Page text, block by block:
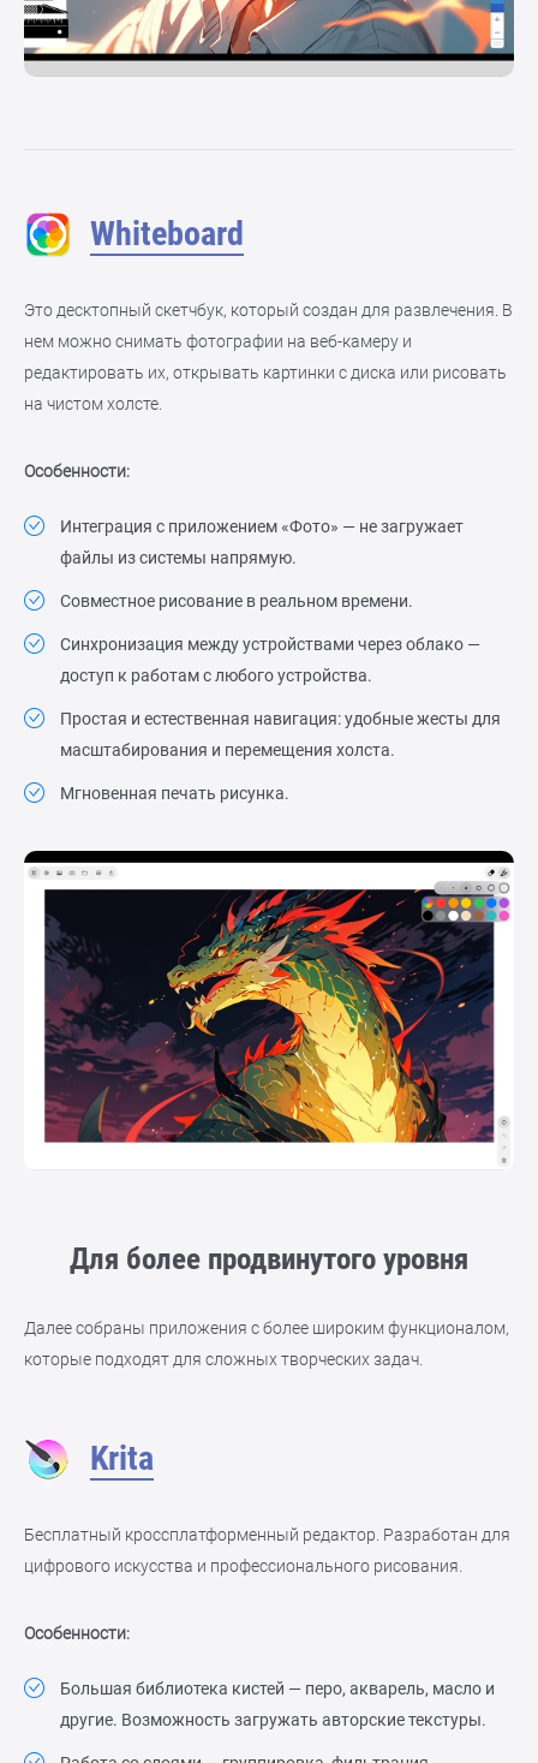
Whiteboard
Это десктопный скетчбук, который создан для развлечения. В
нем можно снимать фотографии на веб-камеру и
редактировать их, открывать картинки с диска или рисовать
на чистом холсте.
Особенности:
Интеграция с приложением «Фото» — не загружает
файлы из системы напрямую.
Совместное рисование в реальном времени.
Синхронизация между устройствами через облако —
доступ к работам с любого устройства.
Простая и естественная навигация: удобные жесты для
масштабирования и перемещения холста.
Мгновенная печать рисунка.
Для более продвинутого уровня
Далее собраны приложения с более широким функционалом,
которые подходят для сложных творческих задач.
Krita
Бесплатный кроссплатформенный редактор. Разработан для
цифрового искусства и профессионального рисования.
Особенности:
Большая библиотека кистей — перо, акварель, масло и
другие. Возможность загружать авторские текстуры.